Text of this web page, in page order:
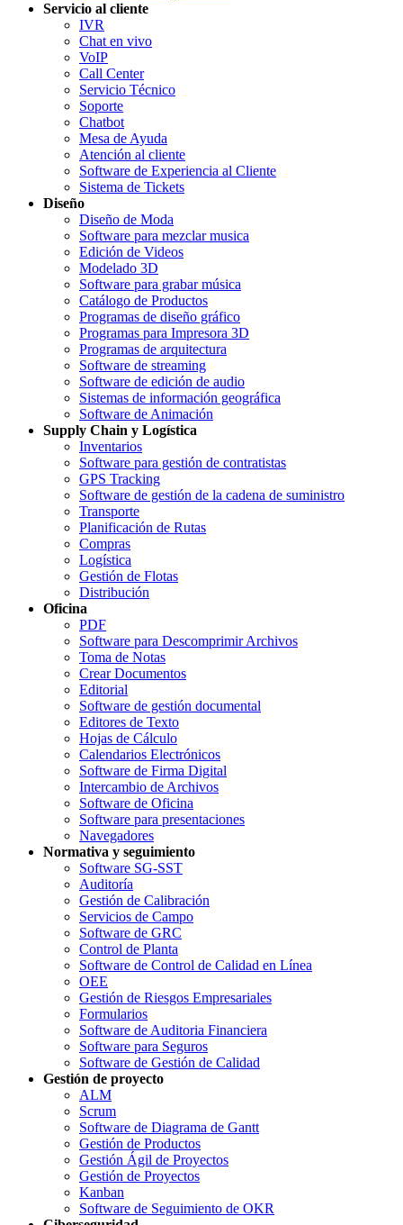
Servicio al cliente
IVR
Chat en vivo
VoIP
Call Center
Servicio Técnico
Soporte
Chatbot
Mesa de Ayuda
Atención al cliente
Software de Experiencia al Cliente
Sistema de Tickets
Diseño
Diseño de Moda
Software para mezclar musica
Edición de Videos
Modelado 3D
Software para grabar música
Catálogo de Productos
Programas de diseño gráfico
Programas para Impresora 3D
Programas de arquitectura
Software de streaming
Software de edición de audio
Sistemas de información geográfica
Software de Animación
Supply Chain y Logística
Inventarios
Software para gestión de contratistas
GPS Tracking
Software de gestión de la cadena de suministro
Transporte
Planificación de Rutas
Compras
Logística
Gestión de Flotas
Distribución
Oficina
PDF
Software para Descomprimir Archivos
Toma de Notas
Crear Documentos
Editorial
Software de gestión documental
Editores de Texto
Hojas de Cálculo
Calendarios Electrónicos
Software de Firma Digital
Intercambio de Archivos
Software de Oficina
Software para presentaciones
Navegadores
Normativa y seguimiento
Software SG-SST
Auditoría
Gestión de Calibración
Servicios de Campo
Software de GRC
Control de Planta
Software de Control de Calidad en Línea
OEE
Gestión de Riesgos Empresariales
Formularios
Software de Auditoria Financiera
Software para Seguros
Software de Gestión de Calidad
Gestión de proyecto
ALM
Scrum
Software de Diagrama de Gantt
Gestión de Productos
Gestión Ágil de Proyectos
Gestión de Proyectos
Kanban
Software de Seguimiento de OKR